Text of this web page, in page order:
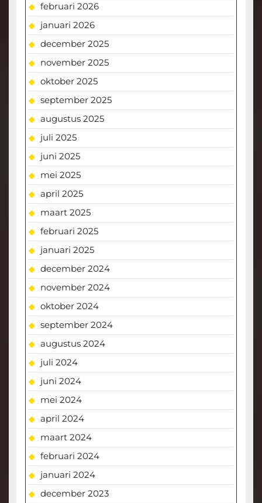
februari 2026
januari 2026
december 2025
november 2025
oktober 2025
september 2025
augustus 2025
juli 2025
juni 2025
mei 2025
april 2025
maart 2025
februari 2025
januari 2025
december 2024
november 2024
oktober 2024
september 2024
augustus 2024
juli 2024
juni 2024
mei 2024
april 2024
maart 2024
februari 2024
januari 2024
december 2023